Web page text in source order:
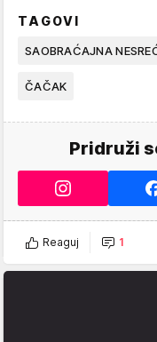
TAGOVI
SAOBRAĆAJNA
ČAČAK
Pridruži
Reaguj 1